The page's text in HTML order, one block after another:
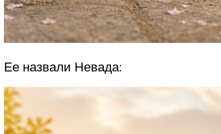
Ее назвали Невада: